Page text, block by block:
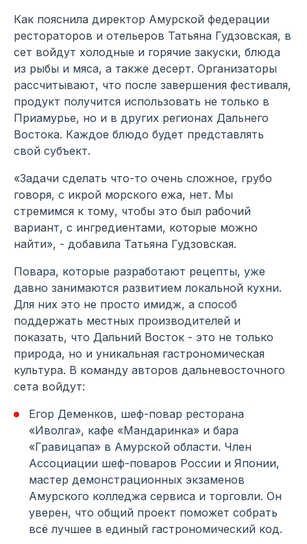
Как пояснила директор Амурской федерации
рестораторов и отельеров Татьяна Гудзовская, в
сет войдут холодные и горячие закуски, блюда
из рыбы и мяса, а также десерт. Организаторы
рассчитывают, что после завершения фестиваля,
продукт получится использовать не только в
Приамурье, но и в других регионах Дальнего
Востока. Каждое блюдо будет представлять
свой субъект.
«Задачи сделать что-то очень сложное, грубо
говоря, с икрой морского ежа, нет. Мы
стремимся к тому, чтобы это был рабочий
вариант, с ингредиентами, которые можно
найти», - добавила Татьяна Гудзовская.
Повара, которые разработают рецепты, уже
давно занимаются развитием локальной кухни.
Для них это не просто имидж, а способ
поддержать местных производителей и
показать, что Дальний Восток - это не только
природа, но и уникальная гастрономическая
культура. В команду авторов дальневосточного
сета войдут:
Егор Деменков, шеф-повар ресторана
«Иволга», кафе «Мандаринка» и бара
«Гравицапа» в Амурской области. Член
Ассоциации шеф-поваров России и Японии,
мастер демонстрационных экзаменов
Амурского колледжа сервиса и торговли. Он
уверен, что общий проект поможет собрать
всё лучшее в единый гастрономический код.